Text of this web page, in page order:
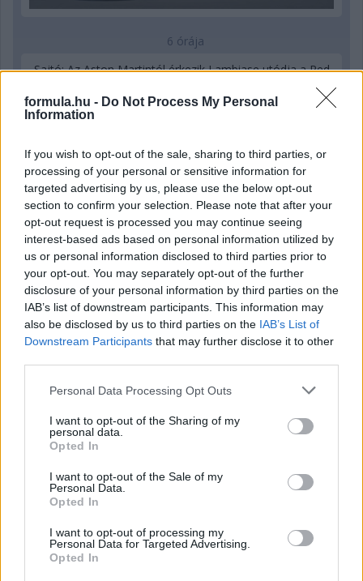
formula.hu - Do Not Process My Personal
Information
If you wish to opt-out of the sale, sharing to third parties, or
processing of your personal or sensitive information for
targeted advertising by us, please use the below opt-out
section to confirm your selection. Please note that after your
opt-out request is processed you may continue seeing
interest-based ads based on personal information utilized by
us or personal information disclosed to third parties prior to
your opt-out. You may separately opt-out of the further
disclosure of your personal information by third parties on the
IAB’s list of downstream participants. This information may
also be disclosed by us to third parties on the IAB’s List of
Downstream Participants that may further disclose it to other
Please note that this website/app uses one or more Google
not limited to your visit or usage behaviour. You may click to
grant or deny consent to Google and its third-party tags to
use your data for below specified purposes in below Google
consent section.
Personal Data Processing Opt Outs
I want to opt-out of the Sharing of my
personal data.
Opted In
I want to opt-out of the Sale of my
Personal Data.
Opted In
I want to opt-out of processing my
Personal Data for Targeted Advertising.
Opted In
6 órája
Sajtó: Az Aston Martintól érkezik Lambiase utódja a Red
11 órája
második negyedévben